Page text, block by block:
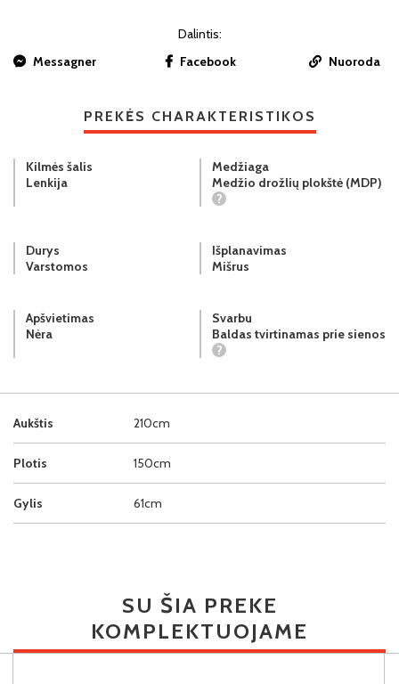
Dalintis:
Messagner
Facebook Nuoroda
PREKĖS CHARAKTERISTIKOS
Aukštis 210cm
Plotis 150cm
Gylis 61cm
Kilmės šalis
Lenkija
Medžiaga
Medžio drožlių plokštė (MDP)
?
Durys
Varstomos
Išplanavimas
Mišrus
Apšvietimas
Nėra
Svarbu
Baldas tvirtinamas prie sienos
?
SU ŠIA PREKE
KOMPLEKTUOJAME